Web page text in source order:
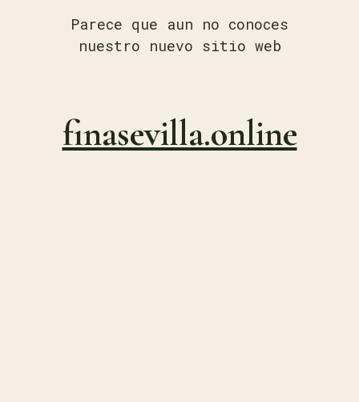
Parece que aun no conoces
nuestro nuevo sitio web
finasevilla.online